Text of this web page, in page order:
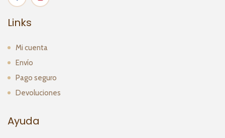
Links
Mi cuenta
Envío
Pago seguro
Devoluciones
Ayuda